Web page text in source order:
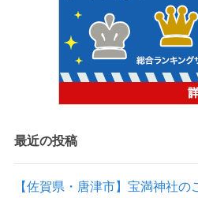
最近の投稿
【佐賀県・唐津市】宝満神社